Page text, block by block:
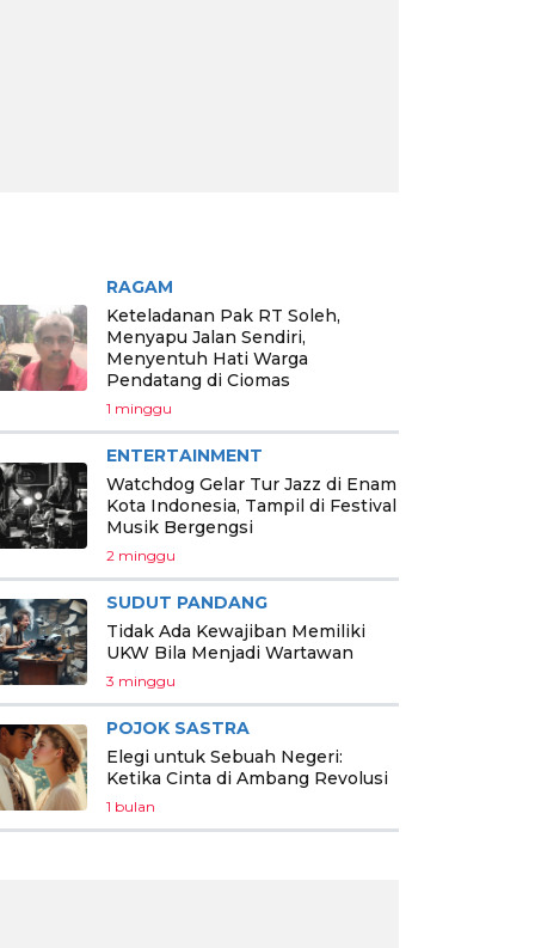
RAGAM
Keteladanan Pak RT Soleh,
Menyapu Jalan Sendiri,
Menyentuh Hati Warga
Pendatang di Ciomas
1 minggu
ENTERTAINMENT
Watchdog Gelar Tur Jazz di Enam
Kota Indonesia, Tampil di Festival
Musik Bergengsi
2 minggu
SUDUT PANDANG
Tidak Ada Kewajiban Memiliki
UKW Bila Menjadi Wartawan
3 minggu
POJOK SASTRA
Elegi untuk Sebuah Negeri:
Ketika Cinta di Ambang Revolusi
1 bulan